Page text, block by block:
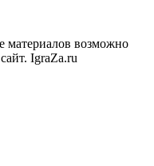
материалов возможно
IgraZa.ru